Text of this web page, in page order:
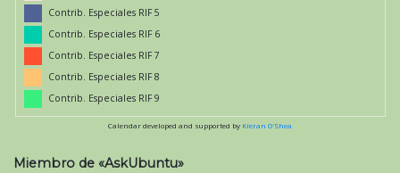
Contrib. Especiales RIF 5
Contrib. Especiales RIF 6
Contrib. Especiales RIF 7
Contrib. Especiales RIF 8
Contrib. Especiales RIF 9
Calendar developed and supported by Kieran O'Shea
Miembro de «AskUbuntu»